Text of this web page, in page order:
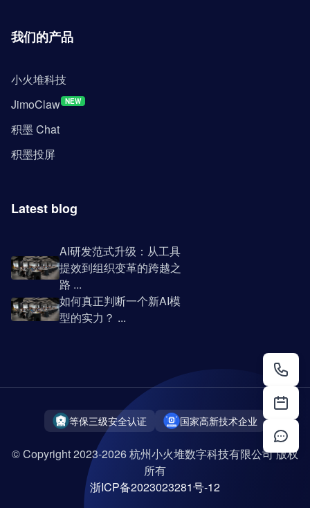
我们的产品
小火堆科技
JimoClaw NEW
积墨 Chat
积墨投屏
Latest blog
AI研发范式升级：从工具
提效到组织变革的跨越之
路 ...
如何真正判断一个新AI模
型的实力？ ...
等保三级安全认证 国家高新技术企业
© Copyright 2023-2026 杭州小火堆数字科技有限公司 版权
所有
浙ICP备2023023281号-12